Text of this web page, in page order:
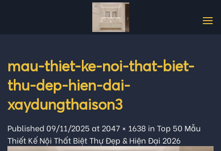
mau-thiet-ke-noi-that-biet-
thu-dep-hien-dai-
xaydungthaison3
Published 09/11/2025 at 2047 × 1638 in Top 50 Mẫu
Thiết Kế Nội Thất Biệt Thự Đẹp & Hiện Đại 2026